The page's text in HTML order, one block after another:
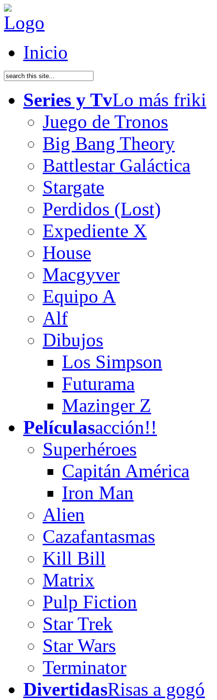
Inicio
Series y TvLo más friki
Juego de Tronos
Big Bang Theory
Battlestar Galáctica
Stargate
Perdidos (Lost)
Expediente X
House
Macgyver
Equipo A
Alf
Dibujos
Los Simpson
Futurama
Mazinger Z
Películasacción!!
Superhéroes
Capitán América
Iron Man
Alien
Cazafantasmas
Kill Bill
Matrix
Pulp Fiction
Star Trek
Star Wars
Terminator
DivertidasRisas a gogó